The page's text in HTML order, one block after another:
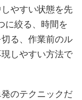
やすい状態を先
に絞る、時間を
る、作業前のル
しやすい方法で
のテクニックだ